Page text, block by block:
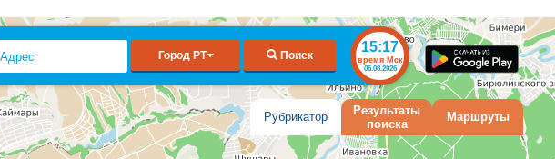
Город РТ Поиск
15:17
время Мск
06.08.2026
Рубрикатор
Результаты
поиска
Маршруты